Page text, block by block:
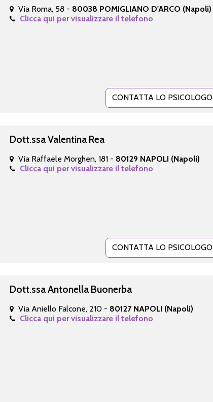
Via Roma, 58 - 80038 POMIGLIANO D'ARCO (Napoli)
Clicca qui per visualizzare il telefono
CONTATTA LO PSICOLOGO
Dott.ssa Valentina Rea
Via Raffaele Morghen, 181 - 80129 NAPOLI (Napoli)
Clicca qui per visualizzare il telefono
CONTATTA LO PSICOLOGO
Dott.ssa Antonella Buonerba
Via Aniello Falcone, 210 - 80127 NAPOLI (Napoli)
Clicca qui per visualizzare il telefono